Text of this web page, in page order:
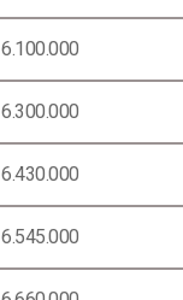
6.100.000
6.300.000
6.430.000
6.545.000